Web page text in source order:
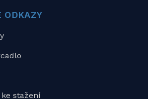
ODKAZY
stažení